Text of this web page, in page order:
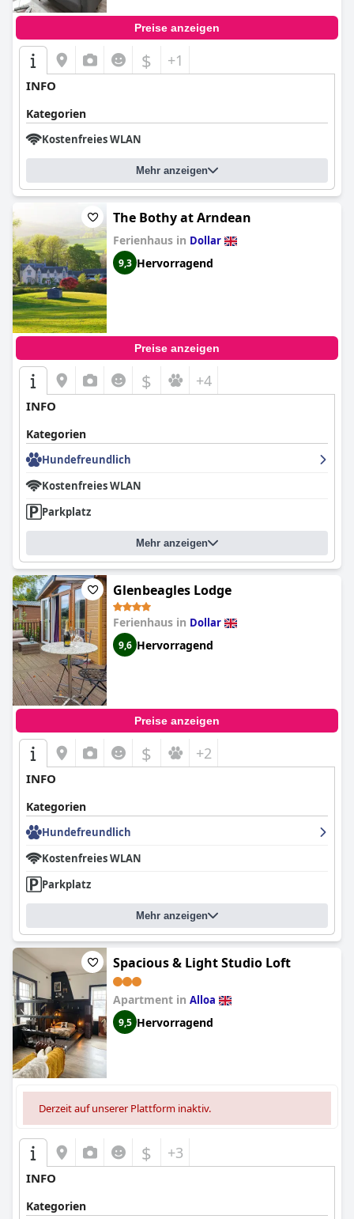
Preise anzeigen
$ +1
INFO
Kategorien
Kostenfreies WLAN
Mehr anzeigen
The Bothy at Arndean
Ferienhaus in Dollar
9,3 Hervorragend
Preise anzeigen
$ +4
INFO
Kategorien
Hundefreundlich
Kostenfreies WLAN
Parkplatz
Mehr anzeigen
Glenbeagles Lodge
Ferienhaus in Dollar
9,6 Hervorragend
Preise anzeigen
$ +2
INFO
Kategorien
Hundefreundlich
Kostenfreies WLAN
Parkplatz
Mehr anzeigen
Spacious & Light Studio Loft
Apartment in Alloa
9,5 Hervorragend
Derzeit auf unserer Plattform inaktiv.
$ +3
INFO
Kategorien